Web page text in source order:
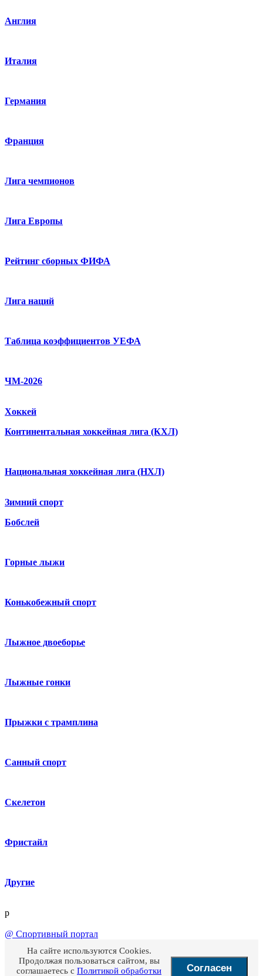
Англия
Италия
Германия
Франция
Лига чемпионов
Лига Европы
Рейтинг сборных ФИФА
Лига наций
Таблица коэффициентов УЕФА
ЧМ-2026
Хоккей
Континентальная хоккейная лига (КХЛ)
Национальная хоккейная лига (НХЛ)
Зимний спорт
Бобслей
Горные лыжи
Конькобежный спорт
Лыжное двоеборье
Лыжные гонки
Прыжки с трамплина
Санный спорт
Скелетон
Фристайл
Другие
p
@ Спортивный портал
На сайте используются Cookies.
Продолжая пользоваться сайтом, вы
соглашаетесь с Политикой обработки
Согласен